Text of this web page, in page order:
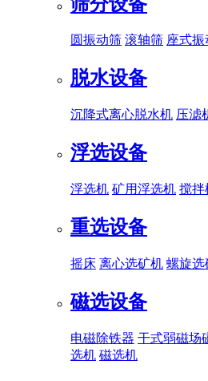
圆振动筛 滚轴筛 座式振
脱水设备
沉降式离心脱水机 压滤
浮选设备
浮选机 矿用浮选机 搅拌
重选设备
摇床 离心选矿机 螺旋选
磁选设备
电磁除铁器 干式弱磁场
选机 磁选机